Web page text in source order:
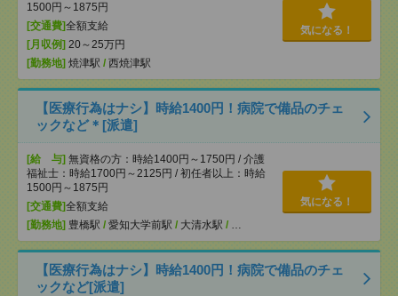
1500円～1875円
[交通費]全額支給
[月収例] 20～25万円
[勤務地] 焼津駅 / 西焼津駅
気になる！
【医療行為はナシ】時給1400円！病院で備品のチェ
ックなど＊[派遣]
[給 与] 無資格の方：時給1400円～1750円 / 介護
福祉士：時給1700円～2125円 / 初任者以上：時給
1500円～1875円
[交通費]全額支給
[勤務地] 豊橋駅 / 愛知大学前駅 / 大清水駅 / …
気になる！
【医療行為はナシ】時給1400円！病院で備品のチェ
ックなど[派遣]